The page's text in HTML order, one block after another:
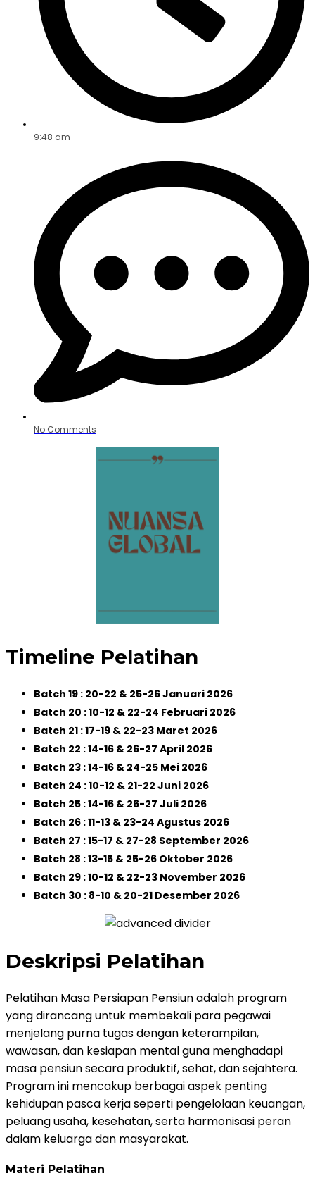
9:48 am
No Comments
Timeline Pelatihan
Batch 19 : 20-22 & 25-26 Januari 2026
Batch 20 : 10-12 & 22-24 Februari 2026
Batch 21 : 17-19 & 22-23 Maret 2026
Batch 22 : 14-16 & 26-27 April 2026
Batch 23 : 14-16 & 24-25 Mei 2026
Batch 24 : 10-12 & 21-22 Juni 2026
Batch 25 : 14-16 & 26-27 Juli 2026
Batch 26 : 11-13 & 23-24 Agustus 2026
Batch 27 : 15-17 & 27-28 September 2026
Batch 28 : 13-15 & 25-26 Oktober 2026
Batch 29 : 10-12 & 22-23 November 2026
Batch 30 : 8-10 & 20-21 Desember 2026
Deskripsi Pelatihan
Pelatihan Masa Persiapan Pensiun adalah program
yang dirancang untuk membekali para pegawai
menjelang purna tugas dengan keterampilan,
wawasan, dan kesiapan mental guna menghadapi
masa pensiun secara produktif, sehat, dan sejahtera.
Program ini mencakup berbagai aspek penting
kehidupan pasca kerja seperti pengelolaan keuangan,
peluang usaha, kesehatan, serta harmonisasi peran
dalam keluarga dan masyarakat.
Materi Pelatihan